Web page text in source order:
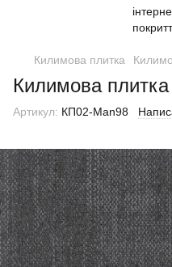
Килимова плитка
Килимова
Артикул: КП02-Man98